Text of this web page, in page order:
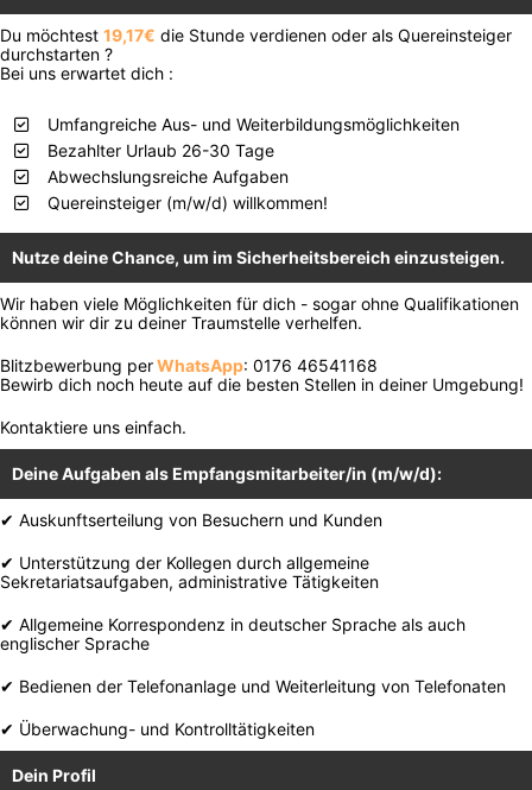
Du möchtest 19,17€ die Stunde verdienen oder als Quereinsteiger
durchstarten ?
Bei uns erwartet dich :
Umfangreiche Aus- und Weiterbildungsmöglichkeiten
Bezahlter Urlaub 26-30 Tage
Abwechslungsreiche Aufgaben
Quereinsteiger (m/w/d) willkommen!
Nutze deine Chance, um im Sicherheitsbereich einzusteigen.
Wir haben viele Möglichkeiten für dich - sogar ohne Qualifikationen
können wir dir zu deiner Traumstelle verhelfen.
Blitzbewerbung perWhatsApp: 0176 46541168
Bewirb dich noch heute auf die besten Stellen in deiner Umgebung!
Kontaktiere uns einfach.
Deine Aufgaben als Empfangsmitarbeiter/in (m/w/d):
✔ Auskunftserteilung von Besuchern und Kunden
✔ Unterstützung der Kollegen durch allgemeine
Sekretariatsaufgaben, administrative Tätigkeiten
✔ Allgemeine Korrespondenz in deutscher Sprache als auch
englischer Sprache
✔ Bedienen der Telefonanlage und Weiterleitung von Telefonaten
✔ Überwachung- und Kontrolltätigkeiten
Dein Profil